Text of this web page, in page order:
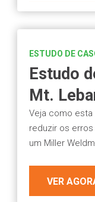
ESTUDO DE
Estudo
Mt.
Veja como
reduzir os
um Miller
VER